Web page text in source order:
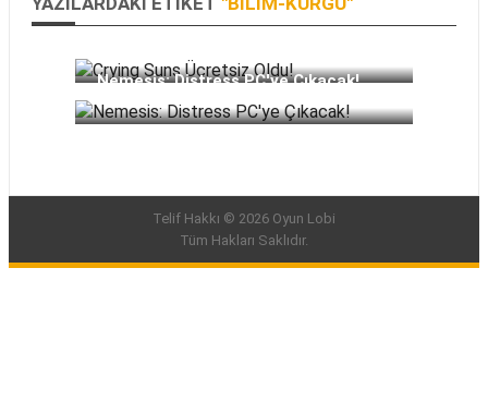
Nemesis: Distress PC'ye Çıkacak!
Telif Hakkı © 2026 Oyun Lobi
Tüm Hakları Saklıdır.